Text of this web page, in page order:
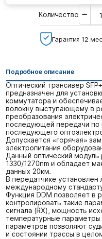
Количество
Гарантия 12
Подробное описание
Оптический трансивер
предназначен для
коммутатора и
волокну выступающему в
преобразования
последующей передачи по
последующего
Допускается «горячая»
электропитания
Данный оптический
1330/1270nm и обладает
данных 20км.
В передатчике установлен
международному
Функция DDM позволяет в
контролировать такие
сигнала (RX), мощность
температурные
параметров позволяют
и состоянии трассы в